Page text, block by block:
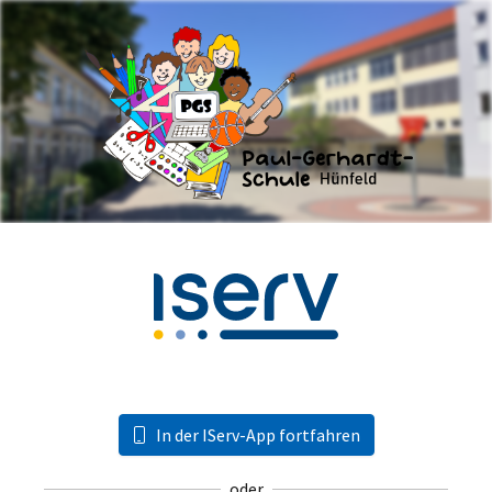
In der IServ-App fortfahren